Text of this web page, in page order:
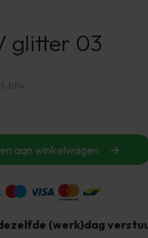
aanmaken
glitter 03
btw
aan winkelwagen
(werk)dag